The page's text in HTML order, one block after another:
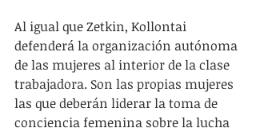
Al igual que Zetkin, Kollontai
defenderá la organización autónoma
de las mujeres al interior de la clase
trabajadora. Son las propias mujeres
las que deberán liderar la toma de
conciencia femenina sobre la lucha